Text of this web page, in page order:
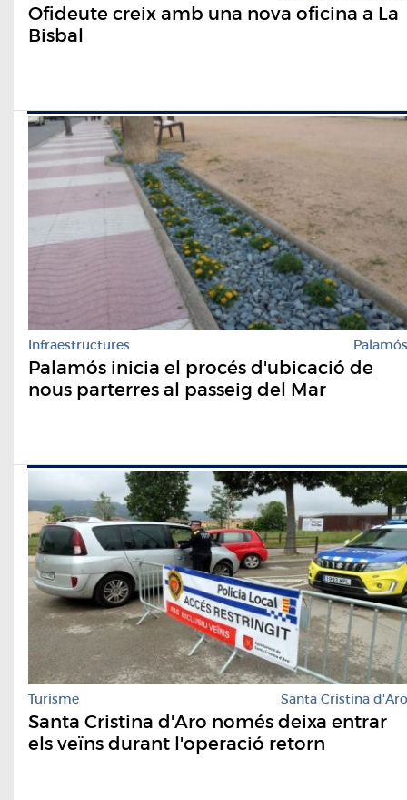
Ofideute creix amb una nova oficina a La
Bisbal
Infraestructures Palamós
Palamós inicia el procés d'ubicació de
nous parterres al passeig del Mar
Turisme Santa Cristina d'Aro
Santa Cristina d'Aro només deixa entrar
els veïns durant l'operació retorn